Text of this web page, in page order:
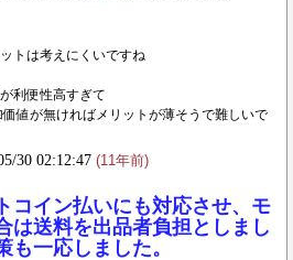
トは考えにくいですね
利便性高すぎて
価値が無ければメリットが薄そうで難しいで
30 02:12:47 (11年前)
コイン払いにも対応させ、モ
は送料を出品者負担としまし
も一応しました。